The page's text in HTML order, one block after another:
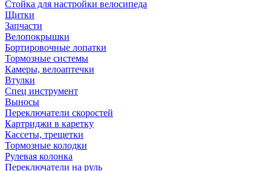
Стойка для настройки велосипеда
Щитки
Запчасти
Велопокрышки
Бортировочные лопатки
Тормозные системы
Камеры, велоаптечки
Втулки
Спец инструмент
Выносы
Переключатели скоростей
Картриджи в каретку
Кассеты, трещетки
Тормозные колодки
Рулевая колонка
Переключатели на руль